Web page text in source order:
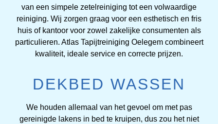
van een simpele zetelreiniging tot een volwaardige
reiniging. Wij zorgen graag voor een esthetisch en fris
huis of kantoor voor zowel zakelijke consumenten als
particulieren. Atlas Tapijtreiniging Oelegem combineert
kwaliteit, ideale service en correcte prijzen.
DEKBED WASSEN
We houden allemaal van het gevoel om met pas
gereinigde lakens in bed te kruipen, dus zou het niet